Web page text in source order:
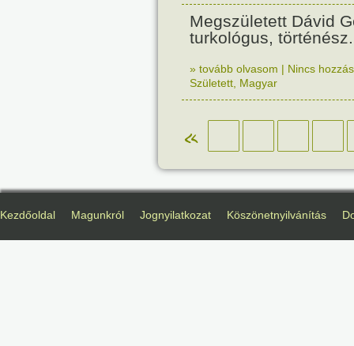
Megszületett Dávid
turkológus, történész.
» tovább olvasom | Nincs
Született Magyar
«
Kezdőoldal Magunkról Jognyilatkozat Köszönetnyilvánítás